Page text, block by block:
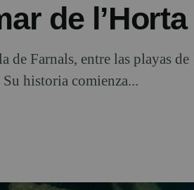
de l’Horta
de Farnals, entre las playas de
historia comienza...